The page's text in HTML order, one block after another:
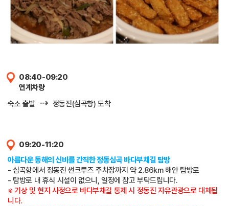
08:40-09:20
연계차량
숙소 출발 ⇢ 정동진(심곡항) 도착
09:20-11:20
아름다운 동해의 신비를 간직한 정동심곡 바다부채길 탐방
- 심곡항에서 정동진 썬크루즈 주차장까지 약 2.86km 해안 탐방로
- 탐방로 내 휴식 시설이 없으니, 일정에 참고 부탁드립니다.
※ 기상 및 현지 사정으로 바다부채길 통제 시 정동진 자유관광으로 대체됩
니다.